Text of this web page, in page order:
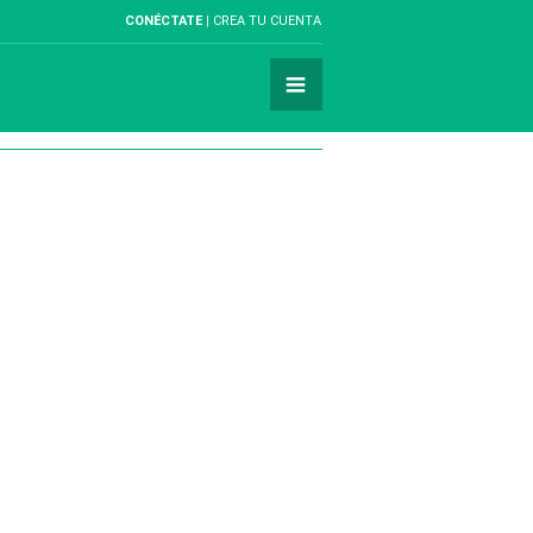
CONÉCTATE CREA TU CUENTA